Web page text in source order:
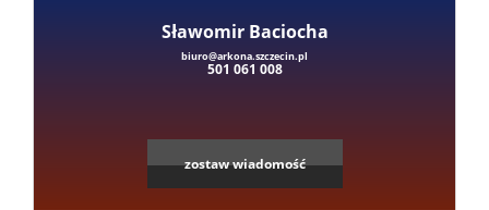
Sławomir Baciocha
biuro@arkona.szczecin.pl
501 061 008
zostaw wiadomość